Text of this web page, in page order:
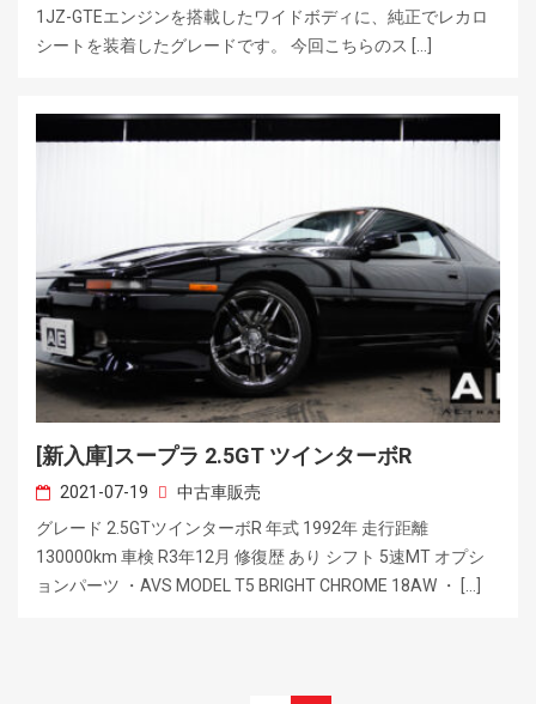
1JZ-GTEエンジンを搭載したワイドボディに、純正でレカロ
シートを装着したグレードです。 今回こちらのス […]
[新入庫]スープラ 2.5GT ツインターボR
2021-07-19
中古車販売
グレード 2.5GTツインターボR 年式 1992年 走行距離
130000km 車検 R3年12月 修復歴 あり シフト 5速MT オプシ
ョンパーツ ・AVS MODEL T5 BRIGHT CHROME 18AW ・ […]